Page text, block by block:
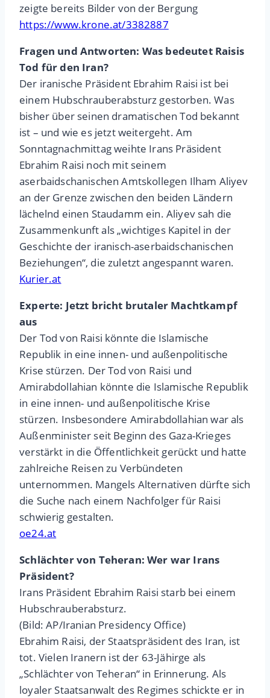
zeigte bereits Bilder von der Bergung
https://www.krone.at/3382887
Fragen und Antworten: Was bedeutet Raisis
Tod für den Iran?
Der iranische Präsident Ebrahim Raisi ist bei
einem Hubschrauberabsturz gestorben. Was
bisher über seinen dramatischen Tod bekannt
ist – und wie es jetzt weitergeht. Am
Sonntagnachmittag weihte Irans Präsident
Ebrahim Raisi noch mit seinem
aserbaidschanischen Amtskollegen Ilham Aliyev
an der Grenze zwischen den beiden Ländern
lächelnd einen Staudamm ein. Aliyev sah die
Zusammenkunft als „wichtiges Kapitel in der
Geschichte der iranisch-aserbaidschanischen
Beziehungen“, die zuletzt angespannt waren.
Kurier.at
Experte: Jetzt bricht brutaler Machtkampf
aus
Der Tod von Raisi könnte die Islamische
Republik in eine innen- und außenpolitische
Krise stürzen. Der Tod von Raisi und
Amirabdollahian könnte die Islamische Republik
in eine innen- und außenpolitische Krise
stürzen. Insbesondere Amirabdollahian war als
Außenminister seit Beginn des Gaza-Krieges
verstärkt in die Öffentlichkeit gerückt und hatte
zahlreiche Reisen zu Verbündeten
unternommen. Mangels Alternativen dürfte sich
die Suche nach einem Nachfolger für Raisi
schwierig gestalten.
oe24.at
Schlächter von Teheran: Wer war Irans
Präsident?
Irans Präsident Ebrahim Raisi starb bei einem
Hubschrauberabsturz.
(Bild: AP/Iranian Presidency Office)
Ebrahim Raisi, der Staatspräsident des Iran, ist
tot. Vielen Iranern ist der 63-Jähirge als
„Schlächter von Teheran“ in Erinnerung. Als
loyaler Staatsanwalt des Regimes schickte er in